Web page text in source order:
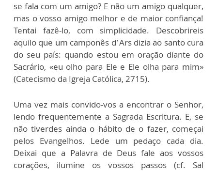
se fala com um amigo? E não um amigo qualquer,
mas o vosso amigo melhor e de maior confiança!
Tentai fazê-lo, com simplicidade. Descobrireis
aquilo que um camponês d’Ars dizia ao santo cura
do seu país: quando estou em oração diante do
Sacrário, «eu olho para Ele e Ele olha para mim»
(Catecismo da Igreja Católica, 2715).
Uma vez mais convido-vos a encontrar o Senhor,
lendo frequentemente a Sagrada Escritura. E, se
não tiverdes ainda o hábito de o fazer, começai
pelos Evangelhos. Lede um pedaço cada dia.
Deixai que a Palavra de Deus fale aos vossos
corações, ilumine os vossos passos (cf. Sal